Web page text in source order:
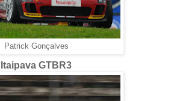
Patrick Gonçalves
Itaipava GTBR3